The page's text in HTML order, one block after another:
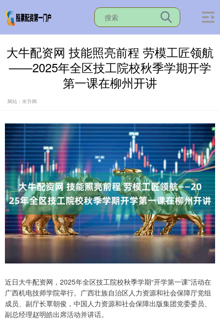
大牛配资网 技能照亮前程 劳模工匠领航
——2025年全区技工院校秋季学期开学
第一课在柳州开讲
网站：米升网
近日大牛配资网，2025年全区技工院校秋季学期“开学第一课”活动在
广西机电技师学院举行。广西壮族自治区人力资源和社会保障厅党组
成员、副厅长覃朝俊，中国人力资源和社会保障出版集团党委委员、
副总经理赵明皓出席活动并讲话。